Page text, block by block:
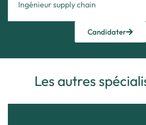
Ingénieur supply chain
Candidater
Les autres